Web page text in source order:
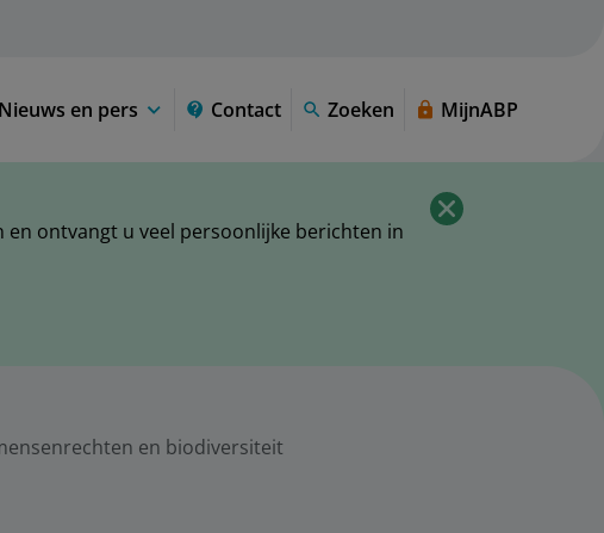
Nieuws en pers Contact Zoeken MijnABP
en ontvangt u veel persoonlijke berichten in
en biodiversiteit